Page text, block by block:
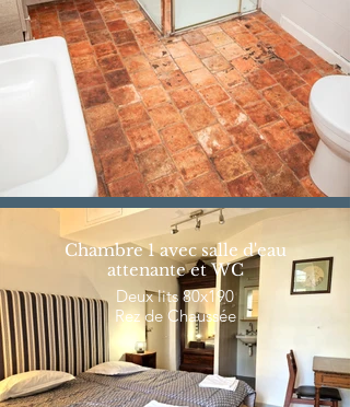
Chambre 1 avec salle d'eau
attenante et WC
Deux lits 80x190
Rez de Chaussée